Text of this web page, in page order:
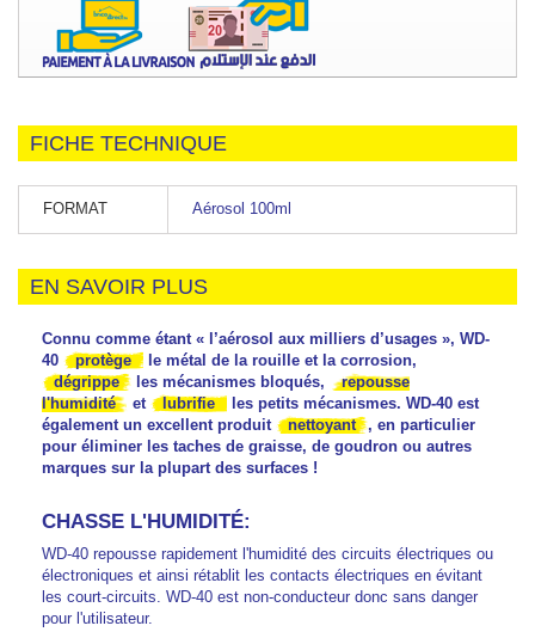
FICHE TECHNIQUE
FORMAT Aérosol 100ml
EN SAVOIR PLUS
Connu comme étant « l’aérosol aux milliers d’usages », WD-
40
protège
le métal de la rouille et la corrosion,
dégrippe
les mécanismes bloqués,
repousse
l'humidité
et lubrifie
les petits mécanismes. WD-40 est
également un excellent produit
nettoyant
, en particulier
pour éliminer les taches de graisse, de goudron ou autres
marques sur la plupart des surfaces !
CHASSE L'HUMIDITÉ:
WD-40 repousse rapidement l'humidité des circuits électriques ou
électroniques et ainsi rétablit les contacts électriques en évitant
les court-circuits. WD-40 est non-conducteur donc sans danger
pour l'utilisateur.